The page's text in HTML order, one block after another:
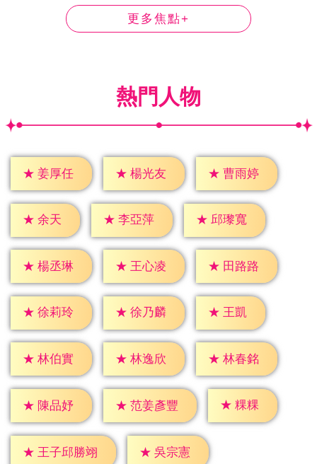
更多焦點+
熱門人物
★ 姜厚任 ★ 楊光友 ★ 曹雨婷
★ 余天 ★ 李亞萍 ★ 邱瓈寬
★ 楊丞琳 ★ 王心凌 ★ 田路路
★ 徐莉玲 ★ 徐乃麟 ★ 王凱
★ 林伯實 ★ 林逸欣 ★ 林春銘
★ 陳品妤 ★ 范姜彥豐 ★ 粿粿
★ 王子邱勝翊 ★ 吳宗憲